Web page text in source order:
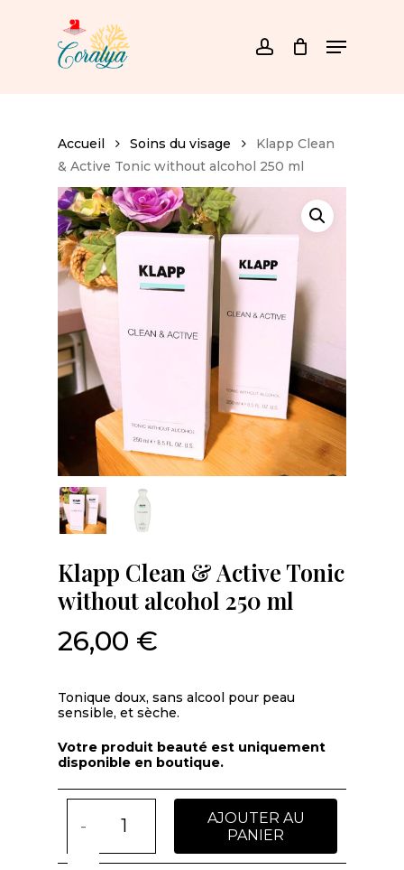
account Menu
Accueil Soins du visage
Klapp Clean
& Active Tonic without alcohol 250 ml
Klapp Clean & Active Tonic
without alcohol 250 ml
26,00 €
Tonique doux, sans alcool pour peau
sensible, et sèche.
Votre produit beauté est uniquement
disponible en boutique.
AJOUTER AU
PANIER